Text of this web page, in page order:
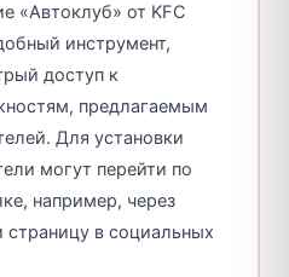
«Автоклуб» от KFC
инструмент,
доступ к
предлагаемым
Для установки
могут перейти по
например, через
в социальных